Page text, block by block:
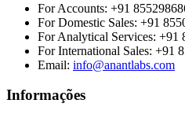
For Accounts: +91
For Domestic Sales: +91
For Analytical Services: +91
For International Sales: +91
Email: info@anantlabs.com
Informações